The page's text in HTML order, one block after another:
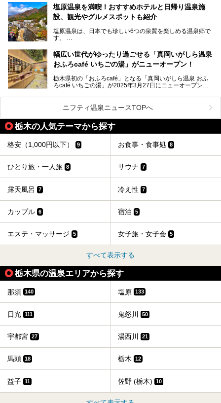
した。
那須湯本の温泉街から少し離れた静かな環境、一軒宿ゆえに
許される露天風呂からの絶景、日帰り入浴や素泊まりで気楽
た。
2名1室利用で1人あたり4,500円～と、思い立ったらすぐに
───
提供元：アイコニア・ホスピタリティ株式会社【PR】
この記事はほったらかしの宿 ゆうふり那須高雄温泉ロッジ
塩原温泉を満喫！おすすめホテルと日帰り温泉施
設、観光やグルメスポットも紹介
塩原温泉は、日本でも珍しい6つの泉質を楽しめる温泉郷で
す。
栃木県の北部にある箒川のほとりに11の温泉地が点在し、
古くから多くの人々から癒やしの場として愛されてきまし
た。
温泉に加えて、豊かな自然を感じられる観光スポットや、こ
こでしか味わえないご当地グルメなど、多彩な魅力がある北
この記事では、塩原温泉の概要や魅力とともに、おすすめの
宿泊施設と観光・グルメスポット、日帰り温泉を順に紹介し
ます。
塩原温泉で、いつもの温泉旅行とは一味違う旅行体験をして
みませんか。
幅広い世代がゆったり過ごせる「真岡いがしら温泉
おふろcafé いちごの湯」がニューオープン！
栃木県初の「おふろcafé」となる「真岡いがしら温泉 おふ
ろcafé いちごの湯」が2025年3月27日にニューオープンす
メインとなる天然温泉のお風呂をはじめ、リラックスエリア
やキッズエリア、カフェレストランなど、施設の隅々までチ
ェックしてきました！
ニフティ温泉ニュースTOPへ
栃木の人気テーマから探す
格安（1,000円以下） 9 お食事・食事処 8
ひとり旅・一人旅 8 サウナ 7
露天風呂 7 冷え性 7
カップル 6 宿泊 5
エステ・マッサージ 5 女子旅・女子会 5
すべて表示する
栃木県の温泉エリアから探す
那須 140 塩原 133
日光 111 鬼怒川 50
宇都宮 27 湯西川 21
馬頭 18 栃木 12
益子 11 佐野 (栃木) 10